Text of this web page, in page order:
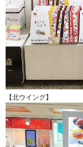
【北ウイング】